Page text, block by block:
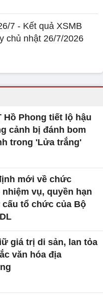
7 - Kết quả XSMB
chủ nhật 26/7/2026
Hồ Phong tiết lộ hậu
cảnh bị đánh bom
trong 'Lửa trắng'
mới về chức
nhiệm vụ, quyền hạn
cấu tổ chức của Bộ
giá trị di sản, lan tỏa
văn hóa địa